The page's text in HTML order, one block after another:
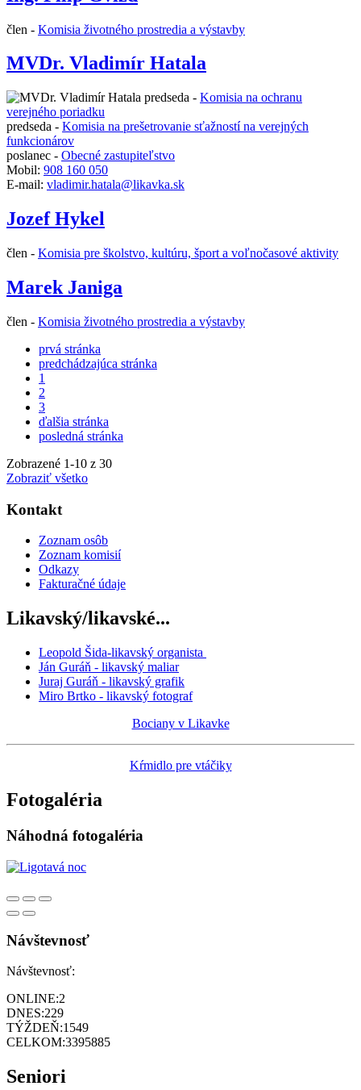
člen - Komisia životného prostredia a výstavby
MVDr. Vladimír Hatala
predseda - Komisia na ochranu
verejného poriadku
predseda - Komisia na prešetrovanie sťažností na verejných
funkcionárov
poslanec - Obecné zastupiteľstvo
Mobil: 908 160 050
E-mail: vladimir.hatala@likavka.sk
Jozef Hykel
člen - Komisia pre školstvo, kultúru, šport a voľnočasové aktivity
Marek Janiga
člen - Komisia životného prostredia a výstavby
prvá stránka
predchádzajúca stránka
1
2
3
ďalšia stránka
posledná stránka
Zobrazené 1-10 z 30
Zobraziť všetko
Kontakt
Zoznam osôb
Zoznam komisií
Odkazy
Fakturačné údaje
Likavský/likavské...
Leopold Šida-likavský organista
Ján Guráň - likavský maliar
Juraj Guráň - likavský grafik
Miro Brtko - likavský fotograf
Bociany v Likavke
Kŕmidlo pre vtáčiky
Fotogaléria
Náhodná fotogaléria
Návštevnosť
Návštevnosť:
ONLINE:2
DNES:229
TÝŽDEŇ:1549
CELKOM:3395885
Seniori